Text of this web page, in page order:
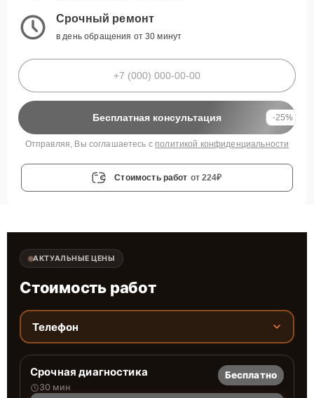
Срочный ремонт
в день обращения от 30 минут
Бесплатная консультация -25%
Отправляя, Вы соглашаетесь с политикой конфиденциальности
Стоимость работ от 224₽
АКТУАЛЬНЫЕ ЦЕНЫ
Стоимость работ
Телефон
Срочная диагностика
30 мин
Бесплатно